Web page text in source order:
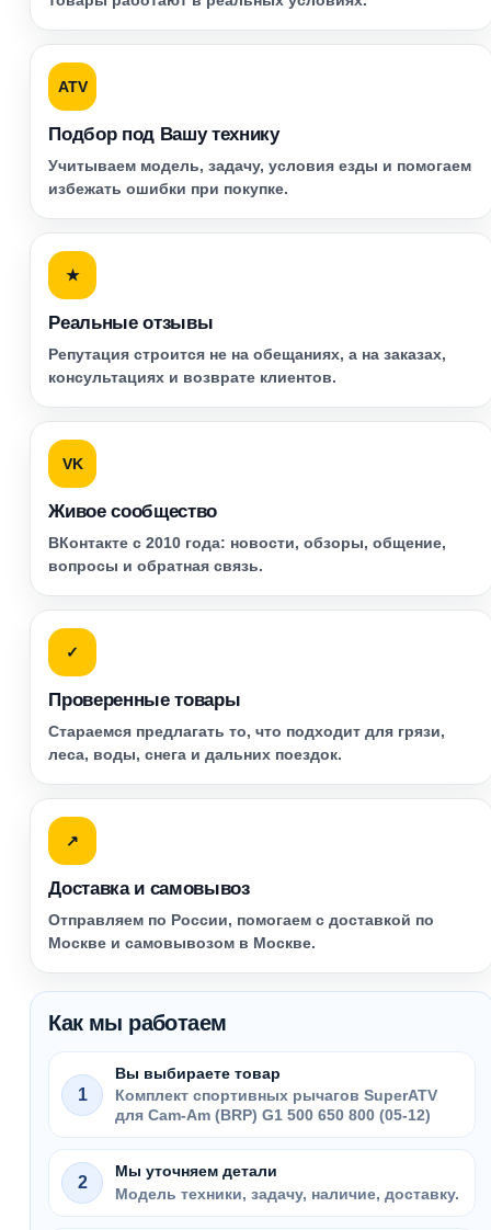
ATV
Подбор под Вашу технику
Учитываем модель, задачу, условия езды и помогаем
избежать ошибки при покупке.
★
Реальные отзывы
Репутация строится не на обещаниях, а на заказах,
консультациях и возврате клиентов.
VK
Живое сообщество
ВКонтакте с 2010 года: новости, обзоры, общение,
вопросы и обратная связь.
✓
Проверенные товары
Стараемся предлагать то, что подходит для грязи,
леса, воды, снега и дальних поездок.
↗
Доставка и самовывоз
Отправляем по России, помогаем с доставкой по
Москве и самовывозом в Москве.
Как мы работаем
1
Вы выбираете товар
Комплект спортивных рычагов SuperATV
для Cam-Am (BRP) G1 500 650 800 (05-12)
2
Мы уточняем детали
Модель техники, задачу, наличие, доставку.